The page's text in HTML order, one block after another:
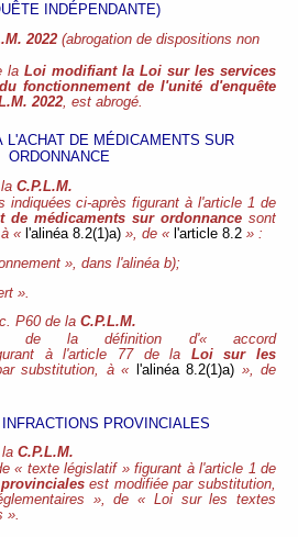
INDÉPENDANTE)
2022 (abrogation de dispositions non
la Loi modifiant la Loi sur les services
fonctionnement de l'unité d'enquête
2022, est abrogé.
L'ACHAT DE MÉDICAMENTS SUR
ORDONNANCE
C.P.L.M.
indiquées ci-après figurant à l'article 1 de
médicaments sur ordonnance sont
« l'alinéa 8.2(1)a) », de « l'article 8.2» :
», dans l'alinéa b);
».
P60 de la C.P.L.M.
de la définition d'« accord
à l'article 77 de la Loi sur les
substitution, à « l'alinéa 8.2(1)a) », de
PROVINCIALES
C.P.L.M.
« texte législatif » figurant à l'article 1 de
est modifiée par substitution,
», de « Loi sur les textes
».